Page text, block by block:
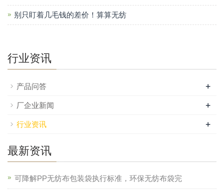
别只盯着几毛钱的差价！算算无纺
行业资讯
产品问答 +
厂企业新闻 +
行业资讯 +
最新资讯
可降解PP无纺布包装袋执行标准，环保无纺布袋完